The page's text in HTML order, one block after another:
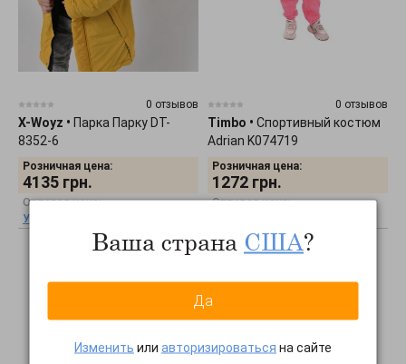
0 отзывов
X-Woyz • Парка Парку DT-
8352-6
Розничная цена:
4135 грн.
Оптовая цена:
Узнать оптовую цену
0 отзывов
Timbo • Спортивный костюм
Adrian K074719
Розничная цена:
1272 грн.
Оптовая цена:
Ваша страна США?
Да
Изменить или авторизироваться на сайте